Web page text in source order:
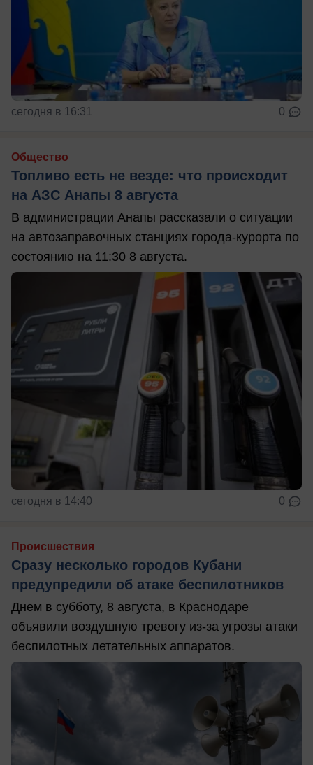
сегодня в 16:31 0
Общество
Топливо есть не везде: что происходит
на АЗС Анапы 8 августа
В администрации Анапы рассказали о ситуации
на автозаправочных станциях города-курорта по
состоянию на 11:30 8 августа.
сегодня в 14:40 0
Происшествия
Сразу несколько городов Кубани
предупредили об атаке беспилотников
Днем в субботу, 8 августа, в Краснодаре
объявили воздушную тревогу из-за угрозы атаки
беспилотных летательных аппаратов.